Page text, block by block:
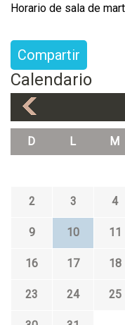
Horario de sala de
Compartir
Calendario
D L M
2 3 4
9 10 11
16 17 18
23 24 25